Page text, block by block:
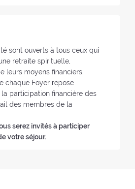
sont ouverts à tous ceux qui
retraite spirituelle,
leurs moyens financiers.
chaque Foyer repose
participation financière des
des membres de la
serez invités à participer
votre séjour.